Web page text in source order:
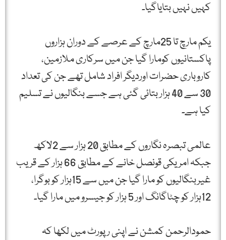
کہیں نہیں بتایاگیا۔
یکم مارچ تا 25مارچ کے عرصے کے دوران ہزاروں
پاکستانیوں کومارا گیا جن میں سرکاری ملازمین،
کاروباری حضرات اوردیگر افراد شامل تھے جن کی تعداد
30 سے 40 ہزار بتائی گئی ہے جسے بنگالیوں نے تسلیم
کیا ہے۔
عالمی تبصرہ نگاروں کے مطابق 20 ہزار سے 2لاکھ
جبکہ امریکی قونصل خانے کے مطابق 66 ہزار کے قریب
غیربنگالیوں کو مارا گیا جن میں سے 15ہزار کو بوگرا،
12ہزار کو چٹاگانگ اور 5 ہزار کو جیسرو میں مارا گیا۔
حمودالرحمن کمشن نے اپنی رپورٹ میں لکھا کہ